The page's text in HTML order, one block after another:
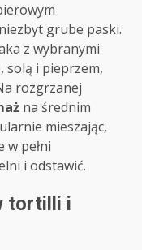
grube paski.
z wybranymi
solą i pieprzem,
rozgrzanej
na średnim
mieszając,
w pełni
i odstawić.
tortilli i